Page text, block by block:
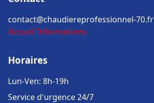
contact@chaudiereprofessionnel-70.fr
Accueil Informations
Horaires
Lun-Ven: 8h-19h
Service d'urgence 24/7